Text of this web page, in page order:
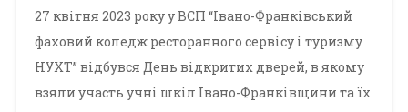
27 квітня 2023 року у ВСП “Івано-Франківський
фаховий коледж ресторанного сервісу і туризму
НУХТ” відбувся День відкритих дверей, в якому
взяли участь учні шкіл Івано-Франківщини та їх